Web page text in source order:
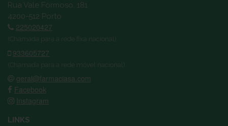
Rua Vale Formoso, 181
4200-512 Porto
225020427
(Chamada para a rede fixa nacional)
933605727
(Chamada para a rede móvel nacional)
geral@farmaciasa.com
Facebook
Instagram
LINKS